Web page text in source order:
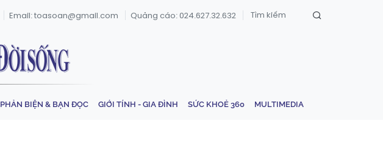
Email: toasoan@gmail.com Quảng cáo: 024.627.32.632
PHẢN BIỆN & BẠN ĐỌC GIỚI TÍNH - GIA ĐÌNH SỨC KHOẺ 360 MULTIMEDIA